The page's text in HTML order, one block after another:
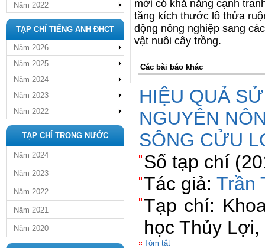
Năm 2022
TẠP CHÍ TIẾNG ANH ĐHCT
Năm 2026
Năm 2025
Năm 2024
Năm 2023
Năm 2022
TẠP CHÍ TRONG NƯỚC
Năm 2024
Năm 2023
Năm 2022
Năm 2021
Năm 2020
mới có khả năng cạnh
tăng kích thước lô thửa
động nông nghiệp sang
vật nuôi cây trồng.
Các bài báo khác
HIỆU QUẢ
NGUYÊN
SÔNG CỬU
Số tạp chí
Tác giả: Trần
Tạp chí:
học Thủy
Tóm tắt